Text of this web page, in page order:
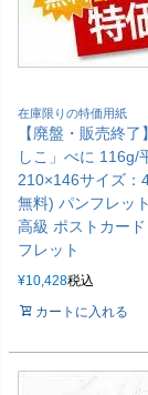
在庫限りの特価用紙
【廃盤・販売終了
しこ」べに 116g/
210×146サイズ：
無料) パンフレッ
高級 ポストカー
フレット
¥10,428税込
カートに入れる